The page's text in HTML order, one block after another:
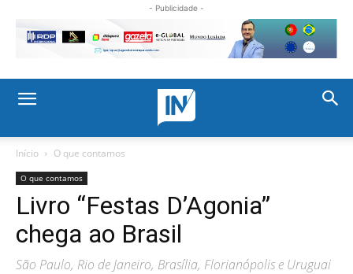
- Publicidade -
Início O que contamos
O que contamos
Livro “Festas D’Agonia”
chega ao Brasil
São Paulo, Rio de Janeiro, Brasília, Florianópolis e Uruguai